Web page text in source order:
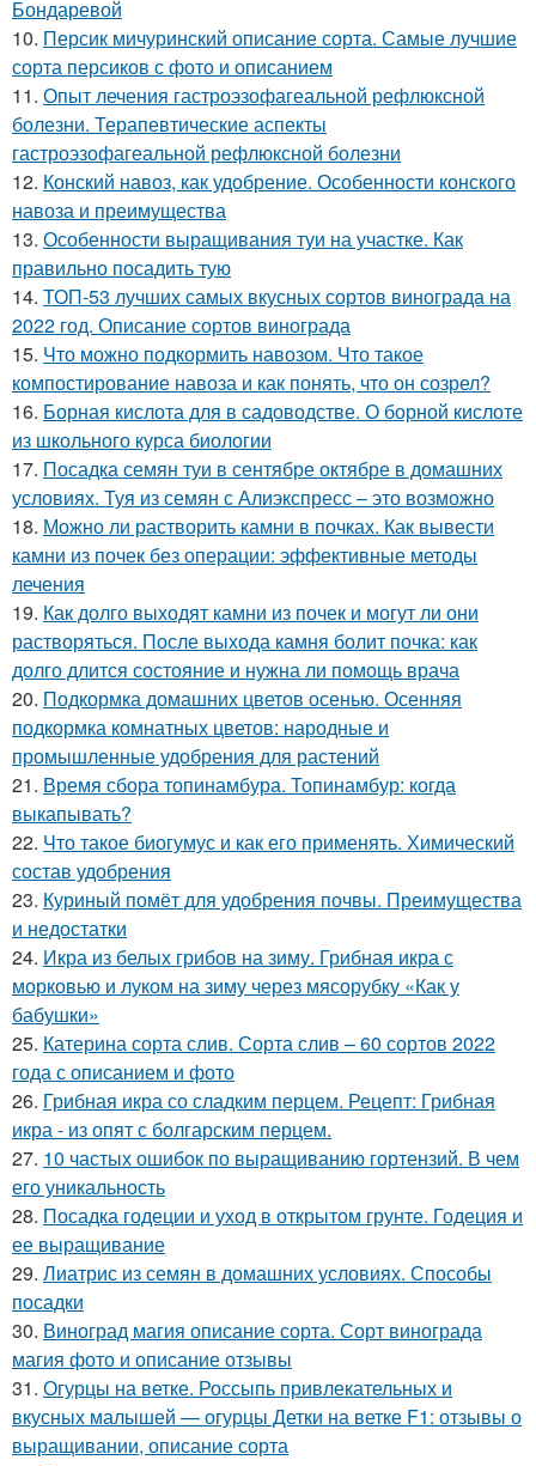
Бондаревой
10. Персик мичуринский описание сорта. Самые лучшие
сорта персиков с фото и описанием
11. Опыт лечения гастроэзофагеальной рефлюксной
болезни. Терапевтические аспекты
гастроэзофагеальной рефлюксной болезни
12. Конский навоз, как удобрение. Особенности конского
навоза и преимущества
13. Особенности выращивания туи на участке. Как
правильно посадить тую
14. ТОП-53 лучших самых вкусных сортов винограда на
2022 год. Описание сортов винограда
15. Что можно подкормить навозом. Что такое
компостирование навоза и как понять, что он созрел?
16. Борная кислота для в садоводстве. О борной кислоте
из школьного курса биологии
17. Посадка семян туи в сентябре октябре в домашних
условиях. Туя из семян с Алиэкспресс – это возможно
18. Можно ли растворить камни в почках. Как вывести
камни из почек без операции: эффективные методы
лечения
19. Как долго выходят камни из почек и могут ли они
растворяться. После выхода камня болит почка: как
долго длится состояние и нужна ли помощь врача
20. Подкормка домашних цветов осенью. Осенняя
подкормка комнатных цветов: народные и
промышленные удобрения для растений
21. Время сбора топинамбура. Топинамбур: когда
выкапывать?
22. Что такое биогумус и как его применять. Химический
состав удобрения
23. Куриный помёт для удобрения почвы. Преимущества
и недостатки
24. Икра из белых грибов на зиму. Грибная икра с
морковью и луком на зиму через мясорубку «Как у
бабушки»
25. Катерина сорта слив. Сорта слив – 60 сортов 2022
года с описанием и фото
26. Грибная икра со сладким перцем. Рецепт: Грибная
икра - из опят с болгарским перцем.
27. 10 частых ошибок по выращиванию гортензий. В чем
его уникальность
28. Посадка годеции и уход в открытом грунте. Годеция и
ее выращивание
29. Лиатрис из семян в домашних условиях. Способы
посадки
30. Виноград магия описание сорта. Сорт винограда
магия фото и описание отзывы
31. Огурцы на ветке. Россыпь привлекательных и
вкусных малышей — огурцы Детки на ветке F1: отзывы о
выращивании, описание сорта